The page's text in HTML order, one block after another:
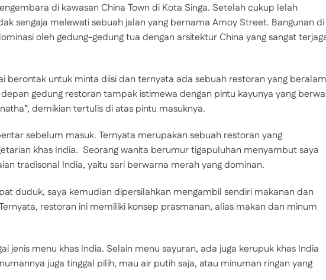
di kawasan China Town di Kota Singa. Setelah cukup lelah
sengaja melewati sebuah jalan yang bernama Amoy Street. Bangunan di
oleh gedung-gedung tua dengan arsitektur China yang sangat
berontak untuk minta diisi dan ternyata ada sebuah restoran yang
gedung restoran tampak istimewa dengan pintu kayunya yang
demikian tertulis di atas pintu masuknya.
sebelum masuk. Ternyata merupakan sebuah restoran yang
khas India. Seorang wanita berumur tigapuluhan menyambut saya
tradisonal India, yaitu sari berwarna merah yang dominan.
duduk, saya kemudian dipersilahkan mengambil sendiri makanan dan
restoran ini memiliki konsep prasmanan, alias makan dan minum
jenis menu khas India. Selain menu sayuran, ada juga kerupuk khas India
juga tinggal pilih, mau air putih saja, atau minuman ringan yang